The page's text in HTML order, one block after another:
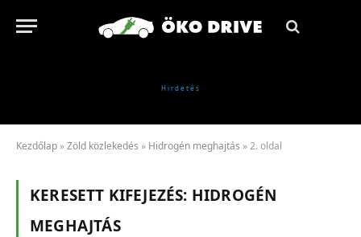
Kezdőlap »Zöld közlekedés » Hidrogén meghajtás »2. oldal
KERESETT KIFEJEZÉS: HIDROGÉN
MEGHAJTÁS